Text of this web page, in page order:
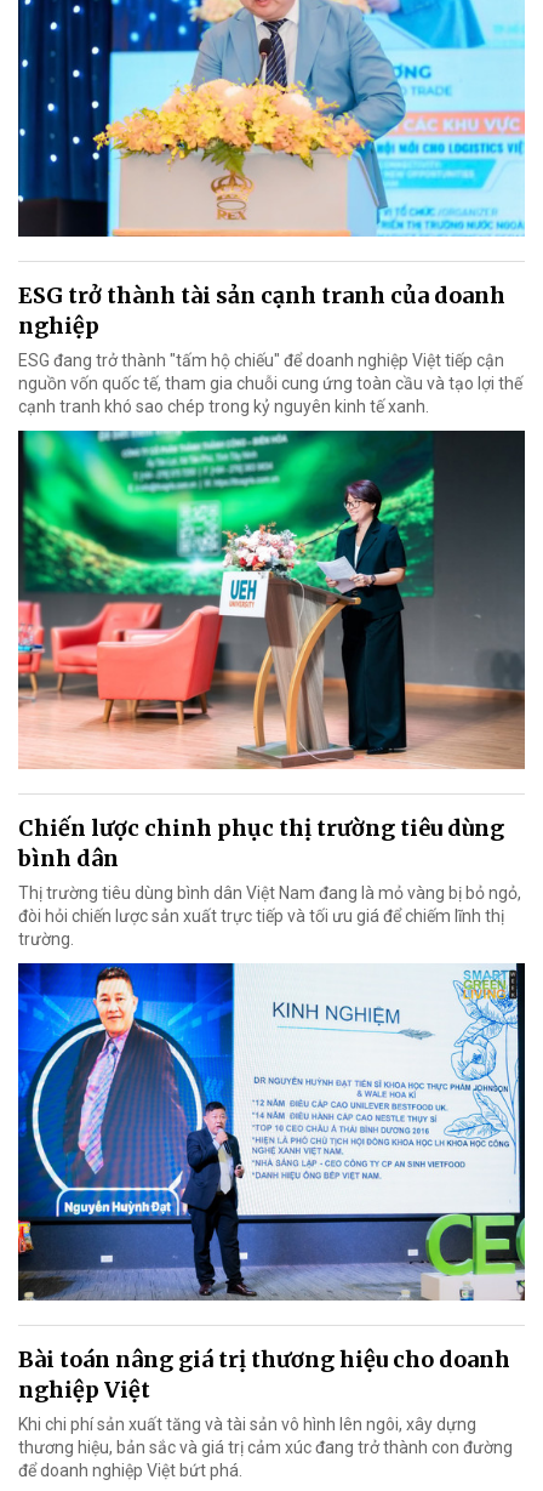
ESG trở thành tài sản cạnh tranh của doanh
nghiệp
ESG đang trở thành "tấm hộ chiếu" để doanh nghiệp Việt tiếp cận
nguồn vốn quốc tế, tham gia chuỗi cung ứng toàn cầu và tạo lợi thế
cạnh tranh khó sao chép trong kỷ nguyên kinh tế xanh.
Chiến lược chinh phục thị trường tiêu dùng
bình dân
Thị trường tiêu dùng bình dân Việt Nam đang là mỏ vàng bị bỏ ngỏ,
đòi hỏi chiến lược sản xuất trực tiếp và tối ưu giá để chiếm lĩnh thị
trường.
Bài toán nâng giá trị thương hiệu cho doanh
nghiệp Việt
Khi chi phí sản xuất tăng và tài sản vô hình lên ngôi, xây dựng
thương hiệu, bản sắc và giá trị cảm xúc đang trở thành con đường
để doanh nghiệp Việt bứt phá.